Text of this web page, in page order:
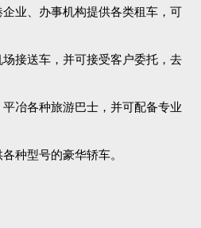
业、办事机构提供各类租车，可
接送车，并可接受客户委托，去
冶各种旅游巴士，并可配备专业
种型号的豪华轿车。